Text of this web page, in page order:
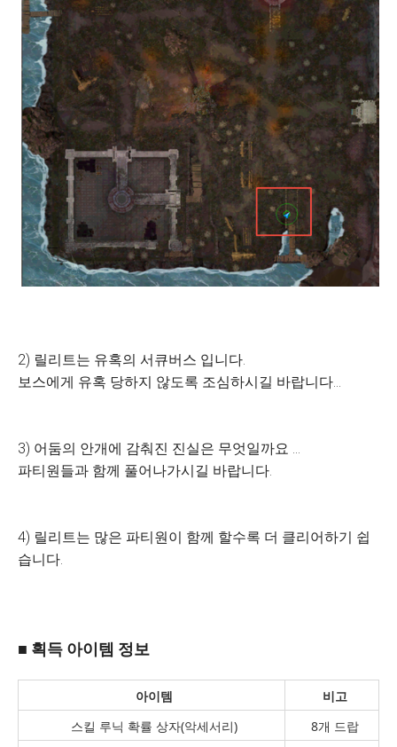
2) 릴리트는 유혹의 서큐버스 입니다.
보스에게 유혹 당하지 않도록 조심하시길 바랍니다...
3) 어둠의 안개에 감춰진 진실은 무엇일까요 ...
파티원들과 함께 풀어나가시길 바랍니다.
4) 릴리트는 많은 파티원이 함께 할수록 더 클리어하기 쉽
습니다.
■ 획득 아이템 정보
아이템
비고
스킬 루닉 확률 상자(악세서리)
8개 드랍